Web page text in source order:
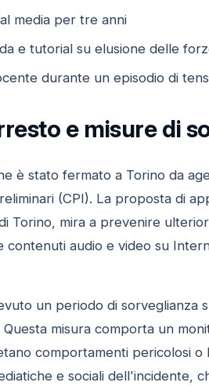
media per tre anni
e tutorial su elusione delle
durante un episodio di
e misure di
è stato fermato a Torino da
(CPI). La proposta di
Torino, mira a prevenire
contenuti audio e video su
un periodo di sorveglianza
misura comporta un
comportamenti pericolosi
e sociali dell'incidente,